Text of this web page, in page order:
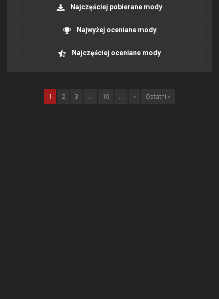
Najczęściej pobierane mody
Najwyżej oceniane mody
Najczęściej oceniane mody
1 2 3 ... 10 ... » Ostatni »